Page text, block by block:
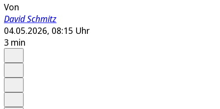
Von
David Schmitz
04.05.2026, 08:15 Uhr
3 min